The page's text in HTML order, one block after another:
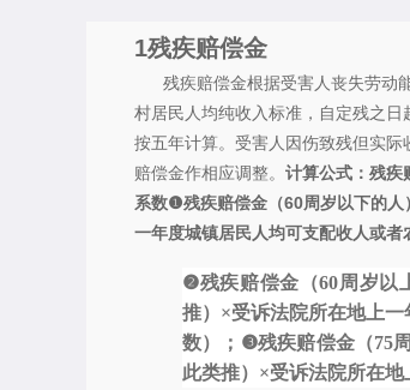
1残疾赔偿金
残疾赔偿金根据受害人丧失劳动
村居民人均纯收入标准，自定残之日
按五年计算。受害人因伤致残但实
赔偿金作相应调整。 计算公式：残疾
系数❶残疾赔偿金（60周岁以下的人
一年度城镇居民人均可支配收人或者
❷残疾赔偿金（60周岁以
推）×受诉法院所在地上
数）； ❸残疾赔偿金（75
此类推）×受诉法院所在地